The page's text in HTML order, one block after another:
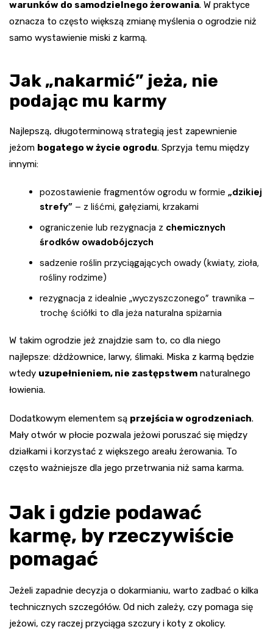
warunków do samodzielnego żerowania. W praktyce
oznacza to często większą zmianę myślenia o ogrodzie niż
samo wystawienie miski z karmą.
Jak „nakarmić” jeża, nie
podając mu karmy
Najlepszą, długoterminową strategią jest zapewnienie
jeżom bogatego w życie ogrodu. Sprzyja temu między
innymi:
pozostawienie fragmentów ogrodu w formie „dzikiej
strefy” – z liśćmi, gałęziami, krzakami
ograniczenie lub rezygnacja z chemicznych
środków owadobójczych
sadzenie roślin przyciągających owady (kwiaty, zioła,
rośliny rodzime)
rezygnacja z idealnie „wyczyszczonego” trawnika –
trochę ściółki to dla jeża naturalna spiżarnia
W takim ogrodzie jeż znajdzie sam to, co dla niego
najlepsze: dżdżownice, larwy, ślimaki. Miska z karmą będzie
wtedy uzupełnieniem, nie zastępstwem naturalnego
łowienia.
Dodatkowym elementem są przejścia w ogrodzeniach.
Mały otwór w płocie pozwala jeżowi poruszać się między
działkami i korzystać z większego areału żerowania. To
często ważniejsze dla jego przetrwania niż sama karma.
Jak i gdzie podawać
karmę, by rzeczywiście
pomagać
Jeżeli zapadnie decyzja o dokarmianiu, warto zadbać o kilka
technicznych szczegółów. Od nich zależy, czy pomaga się
jeżowi, czy raczej przyciąga szczury i koty z okolicy.